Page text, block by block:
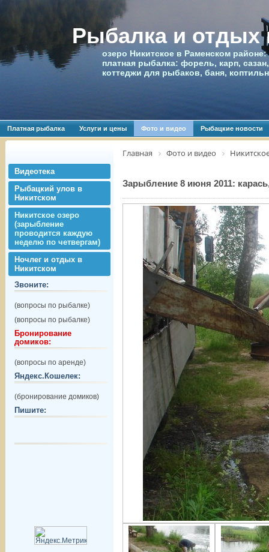
Рыбалка и отдых
озеро Никитское в Раменском
платная рыбалка: форель, карп,
коттеджи для рыбаков, баня,
Платная рыбалка Услуги и цены Фото и видео Рыбацкие новости
Видеотека
Рыбацкий улов в
Никитском
Никитское озеро
(зарыбление
проводится каждую
неделю по четвергам)
Ночлег и отдых в
Никитском
Звоните:
(вопросы по рыбалке)
(вопросы по рыбалке)
Бронирование
домиков:
(вопросы по аренде)
Яндекс.Кошелек:
(бронирование домиков)
Пишите:
Главная Фото и видео
Зарыбление 8 июня 2011: